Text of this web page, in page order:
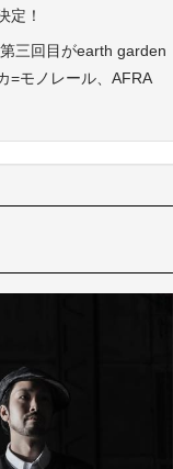
定！
三回目がearth garden
=モノレール、AFRA